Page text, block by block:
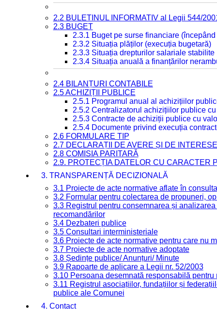
2.2 BULETINUL INFORMATIV al Legii 544/
2.3 BUGET
2.3.1 Buget pe surse financiare
2.3.2 Situația plăților (execuția bugetară)
2.3.3 Situația drepturilor salariale
2.3.4 Situația anuală a finanțărilor
2.4 BILANȚURI CONTABILE
2.5 ACHIZIȚII PUBLICE
2.5.1 Programul anual al achizițiilor
2.5.2 Centralizatorul achizițiilor publice
2.5.3 Contracte de achiziții publice cu
2.5.4 Documente privind execuția
2.6 FORMULARE TIP
2.7 DECLARAȚII DE AVERE ȘI DE INTERESE
2.8 COMISIA PARITARĂ
2.9. PROTECȚIA DATELOR CU CARACTER
3. TRANSPARENȚĂ DECIZIONALĂ
3.1 Proiecte de acte normative aflate în
3.2 Formular pentru colectarea de propuneri,
3.3 Registrul pentru consemnarea și
recomandărilor
3.4 Dezbateri publice
3.5 Consultari interministeriale
3.6 Proiecte de acte normative pentru care nu
3.7 Proiecte de acte normative adoptate
3.8 Ședințe publice/ Anunțuri/ Minute
3.9 Rapoarte de aplicare a Legii nr. 52/2003
3.10 Persoana desemnată responsabilă
3.11 Registrul asociațiilor, fundațiilor și
publice ale Comunei
4. Contact